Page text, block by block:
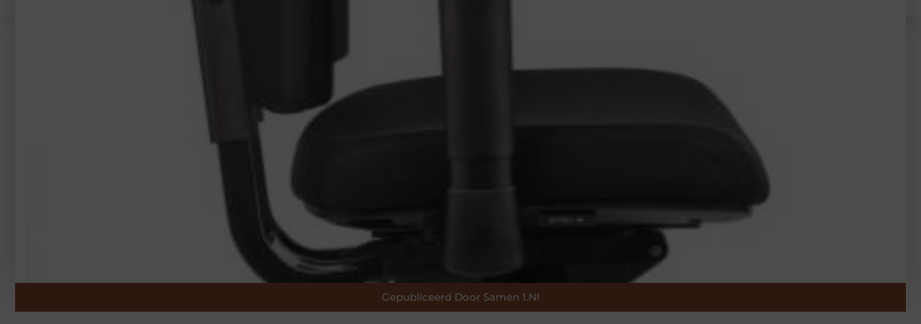
Gepubliceerd Door Samen 1.nl